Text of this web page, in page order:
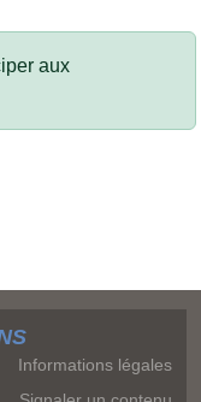
aux
Informations légales